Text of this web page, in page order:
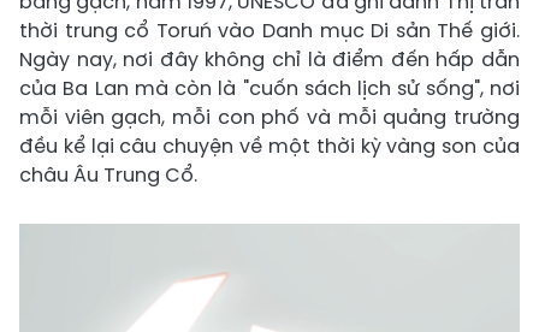
thời trung cổ Toruń vào Danh mục Di sản Thế giới.
Ngày nay, nơi đây không chỉ là điểm đến hấp dẫn
của Ba Lan mà còn là "cuốn sách lịch sử sống", nơi
mỗi viên gạch, mỗi con phố và mỗi quảng trường
đều kể lại câu chuyện về một thời kỳ vàng son của
châu Âu Trung Cổ.